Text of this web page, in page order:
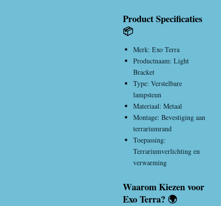
Product Specificaties
📦
Merk: Exo Terra
Productnaam: Light
Bracket
Type: Verstelbare
lampsteun
Materiaal: Metaal
Montage: Bevestiging aan
terrariumrand
Toepassing:
Terrariumverlichting en
verwarming
Waarom Kiezen voor
Exo Terra? 🌍